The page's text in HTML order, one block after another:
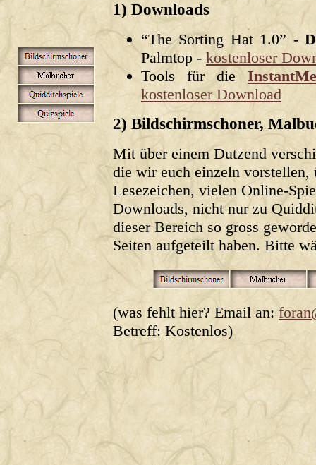
1) Downloads
“The Sorting Hat 1.0” -
Palmtop - kostenloser
Tools für die
kostenloser Download
2) Bildschirmschoner,
Mit über einem Dutzend
die wir euch einzeln vorstellen,
Lesezeichen, vielen Online-
Downloads, nicht nur zu
dieser Bereich so gross
Seiten aufgeteilt haben. Bitte
(was fehlt hier? Email an:
Betreff: Kostenlos)